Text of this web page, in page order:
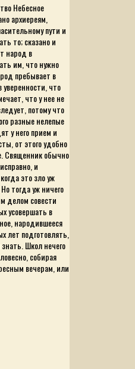
Небесное
архиереям,
пути и
то; сказано и
народ в
им, что нужно
пребывает в
уверенности, что
что у нее не
потому что
разные нелепые
у него прием и
от этого удобно
Священник обычно
и
это зло уж
тогда уж ничего
делом совести
усовершать в
народившееся
лет подготовлять,
Школ нечего
собирая
вечерам, или